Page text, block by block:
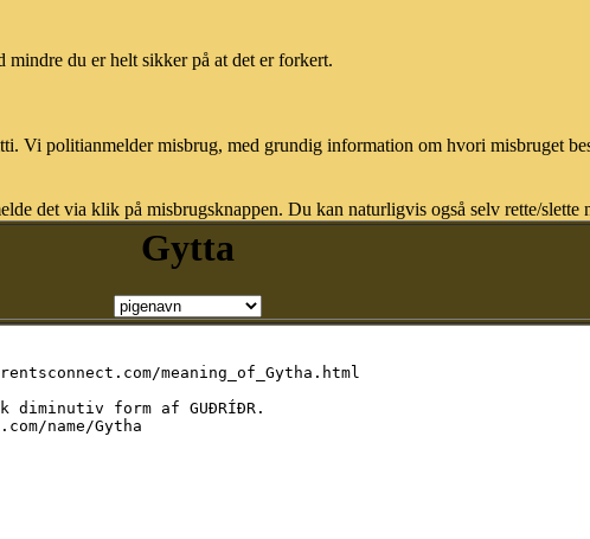
mindre du er helt sikker på at det er forkert.
Vi politianmelder misbrug, med grundig information om hvori misbruget
det via klik på misbrugsknappen. Du kan naturligvis også selv rette/slette
Gytta